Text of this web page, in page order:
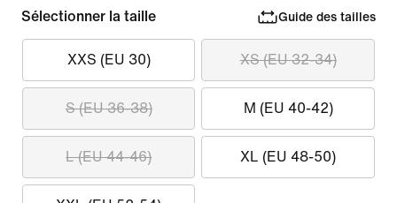
Sélectionner la taille Guide des tailles
XXS (EU 30) XS (EU 32-34)
S (EU 36-38) M (EU 40-42)
L (EU 44-46) XL (EU 48-50)